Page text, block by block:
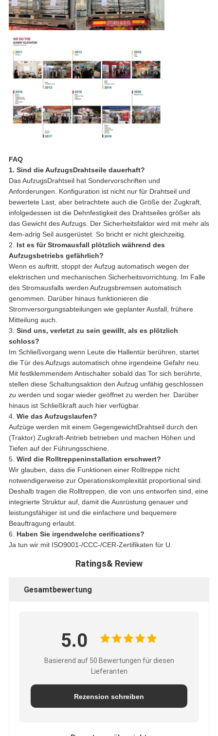
FAQ
1. Sind die AufzugsDrahtseile dauerhaft?
Das AufzugsDrahtseil hat Sondervorschriften und
Anforderungen. Konfiguration ist nicht nur für Drahtseil und
bewertete Last, aber betrachtete auch die Größe der Zugkraft,
infolgedessen ist die Dehnfestigkeit des Drahtseiles größer als
das Gewicht des Aufzugs. Der Sicherheitsfaktor wird mit mehr als
4em-adrig Seil ausgerüstet. So bricht er nicht gleichzeitig.
2. Ist es für Stromausfall plötzlich während des
Aufzugsbetriebs gefährlich?
Wenn es auftritt, stoppt der Aufzug automatisch wegen der
elektrischen und mechanischen Sicherheitsvorrichtung. Im Falle
des Stromausfalls werden Aufzugsbremsen automatisch
genommen. Darüber hinaus funktionieren die
Stromversorgungsabteilungen wie geplanter Ausfall, frühere
Mitteilung auch.
3. Sind uns, verletzt zu sein gewillt, als es plötzlich
schloss?
Im Schließvorgang wenn Leute die Hallentür berühren, startet
die Tür des Aufzugs automatisch ohne irgendeine Gefahr neu.
Mit festklemmendem Antischalter sobald das Tor sich berührte,
stellen diese Schaltungsaktion den Aufzug unfähig geschlossen
zu werden und sogar wieder geöffnet zu werden her. Darüber
hinaus ist Schließkraft auch hier verfügbar.
4. Wie das Aufzugslaufen?
Aufzüge werden mit einem GegengewichtDrahtseil durch den
(Traktor) Zugkraft-Antrieb betrieben und machen Höhen und
Tiefen auf der Führungsschiene.
5. Wird die Rolltreppeninstallation erschwert?
Wir glauben, dass die Funktionen einer Rolltreppe nicht
notwendigerweise zur Operationskomplexität proportional sind.
Deshalb tragen die Rolltreppen, die von uns entworfen sind, eine
integrierte Struktur auf, damit die Ausrüstung genauer und
leistungsfähiger ist und die einfachere und bequemere
Beauftragung erlaubt.
6. Haben Sie irgendwelche cerifications?
Ja tun wir mit ISO9001-/CCC-/CER-Zertifikaten für U.
Ratings& Review
Gesamtbewertung
5.0
Basierend auf 50 Bewertungen für diesen
Lieferanten
Rezension schreiben